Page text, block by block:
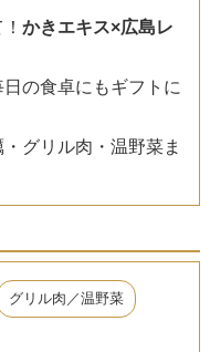
かきエキス×広島レ
の食卓にもギフトに
グリル肉・温野菜ま
グリル肉／温野菜